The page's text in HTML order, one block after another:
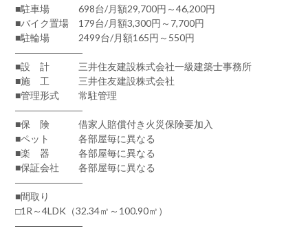
■駐車場 698台/月額29,700円～46,200円
■バイク置場 179台/月額3,300円～7,700円
■駐輪場 2499台/月額165円～550円
―――――――
■設 計 三井住友建設株式会社一級建築士事務所
■施 工 三井住友建設株式会社
■管理形式 常駐管理
―――――――
■保 険 借家人賠償付き火災保険要加入
■ペット 各部屋毎に異なる
■楽 器 各部屋毎に異なる
■保証会社 各部屋毎に異なる
―――――――
■間取り
□1R～4LDK（32.34㎡～100.90㎡）
―――――――